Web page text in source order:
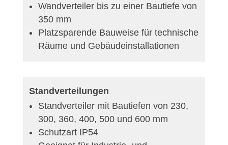
Wandverteiler bis zu einer Bautiefe von
350 mm
Platzsparende Bauweise für technische
Räume und Gebäudeinstallationen
Standverteilungen
Standverteiler mit Bautiefen von 230,
300, 360, 400, 500 und 600 mm
Schutzart IP54